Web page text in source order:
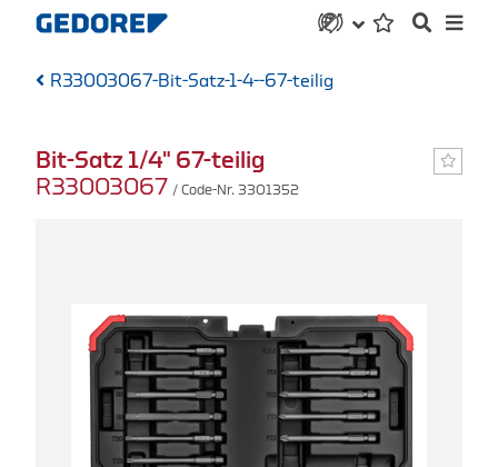
R33003067-Bit-Satz-1-4--67-teilig
Bit-Satz 1/4" 67-teilig
R33003067 / Code-Nr. 3301352